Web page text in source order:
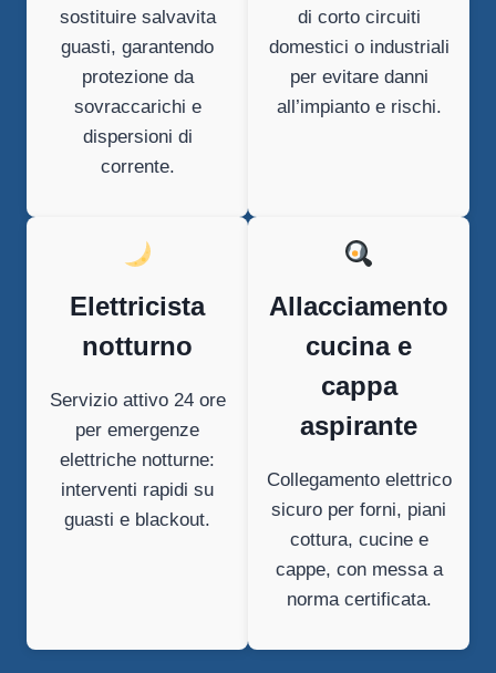
sostituire salvavita
guasti, garantendo
protezione da
sovraccarichi e
dispersioni di
corrente.
di corto circuiti
domestici o industriali
per evitare danni
all’impianto e rischi.
Elettricista
notturno
Servizio attivo 24 ore
per emergenze
elettriche notturne:
interventi rapidi su
guasti e blackout.
Allacciamento
cucina e
cappa
aspirante
Collegamento elettrico
sicuro per forni, piani
cottura, cucine e
cappe, con messa a
norma certificata.